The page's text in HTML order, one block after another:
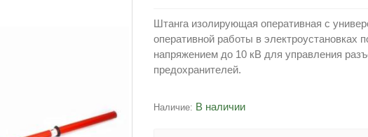
Штанга изолирующая оперативная с
оперативной работы в электроустановках
напряжением до 10 кВ для управления
предохранителей.
Наличие: В наличии